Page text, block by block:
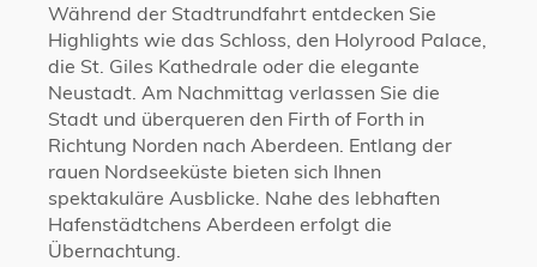
Während der Stadtrundfahrt entdecken Sie
Highlights wie das Schloss, den Holyrood Palace,
die St. Giles Kathedrale oder die elegante
Neustadt. Am Nachmittag verlassen Sie die
Stadt und überqueren den Firth of Forth in
Richtung Norden nach Aberdeen. Entlang der
rauen Nordseeküste bieten sich Ihnen
spektakuläre Ausblicke. Nahe des lebhaften
Hafenstädtchens Aberdeen erfolgt die
Übernachtung.